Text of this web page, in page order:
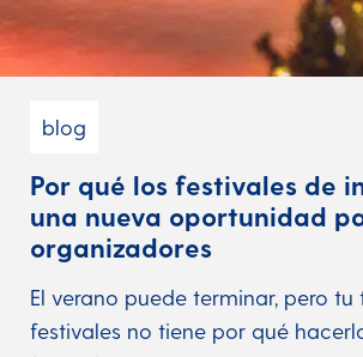
blog
Por qué los festivales de
una nueva oportunidad
organizadores
El verano puede terminar, pero
festivales no tiene por qué